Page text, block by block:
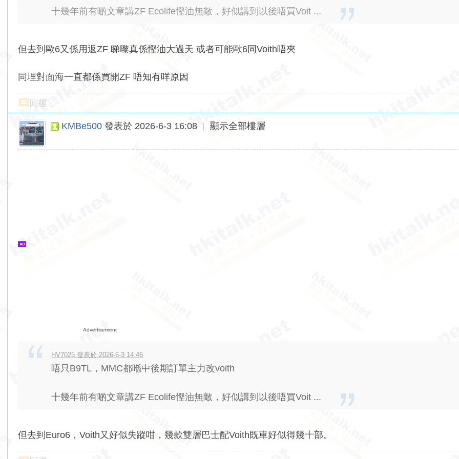
十幾年前有啲文章講ZF Ecolife慳油無敵，好似講到以後唔買Voit ...
但去到歐6又係用返ZF 睇嚟真係慳油大過天 或者可能歐6同Voith唔夾
同埋對面海一直都係買開ZF 唔知有咩原因
回復
KMBe500 發表於 2026-6-3 16:08 顯示全部樓層
Advertisement
HV7025 發表於 2026-6-3 14:46
唔只B9TL，MMC都喺中後期訂單主力改voith
十幾年前有啲文章講ZF Ecolife慳油無敵，好似講到以後唔買Voit ...
但去到Euro6，Voith又好似失蹤咁，幾款雙層巴士配Voith既車好似得幾十部。